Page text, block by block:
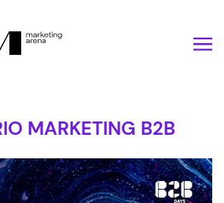
MARKETING B2B